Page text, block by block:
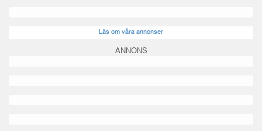
Läs om våra annonser
ANNONS